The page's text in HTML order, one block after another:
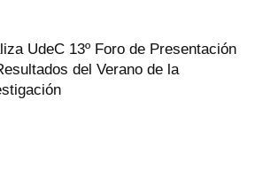
UdeC 13º Foro de Presentación
del Verano de la